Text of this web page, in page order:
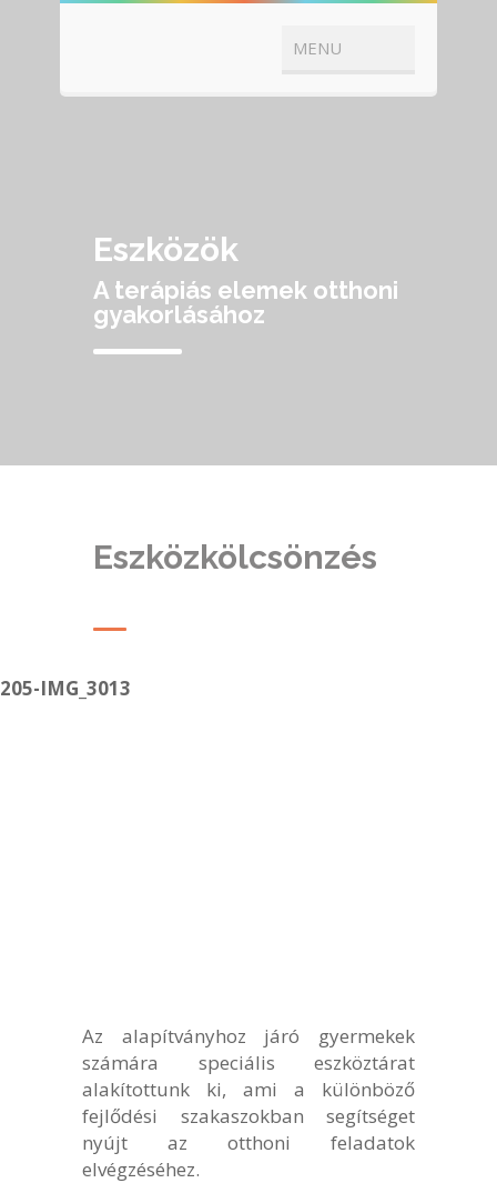
Eszközök
A terápiás elemek otthoni
gyakorlásához
Eszközkölcsönzés
Az alapítványhoz járó gyermekek
számára speciális eszköztárat
alakítottunk ki, ami a különböző
fejlődési szakaszokban segítséget
nyújt az otthoni feladatok
elvégzéséhez.